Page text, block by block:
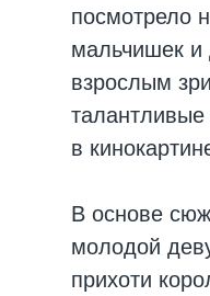
посмотрело
мальчишек и
взрослым
в
В основе
молодой
прихоти